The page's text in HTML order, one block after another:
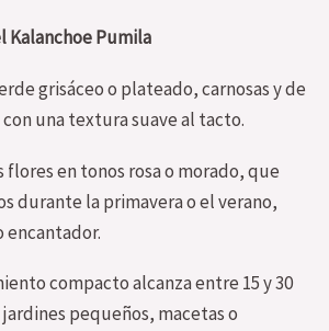
Kalanchoe Pumila
grisáceo o plateado, carnosas y de
una textura suave al tacto.
flores en tonos rosa o morado, que
durante la primavera o el verano,
encantador.
compacto alcanza entre 15 y 30
pequeños, macetas o